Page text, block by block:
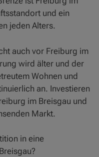
und ein
jeden Alters.
auch vor Freiburg im
wird älter und der
Wohnen und
an. Investieren
im Breisgau und
Markt.
in eine